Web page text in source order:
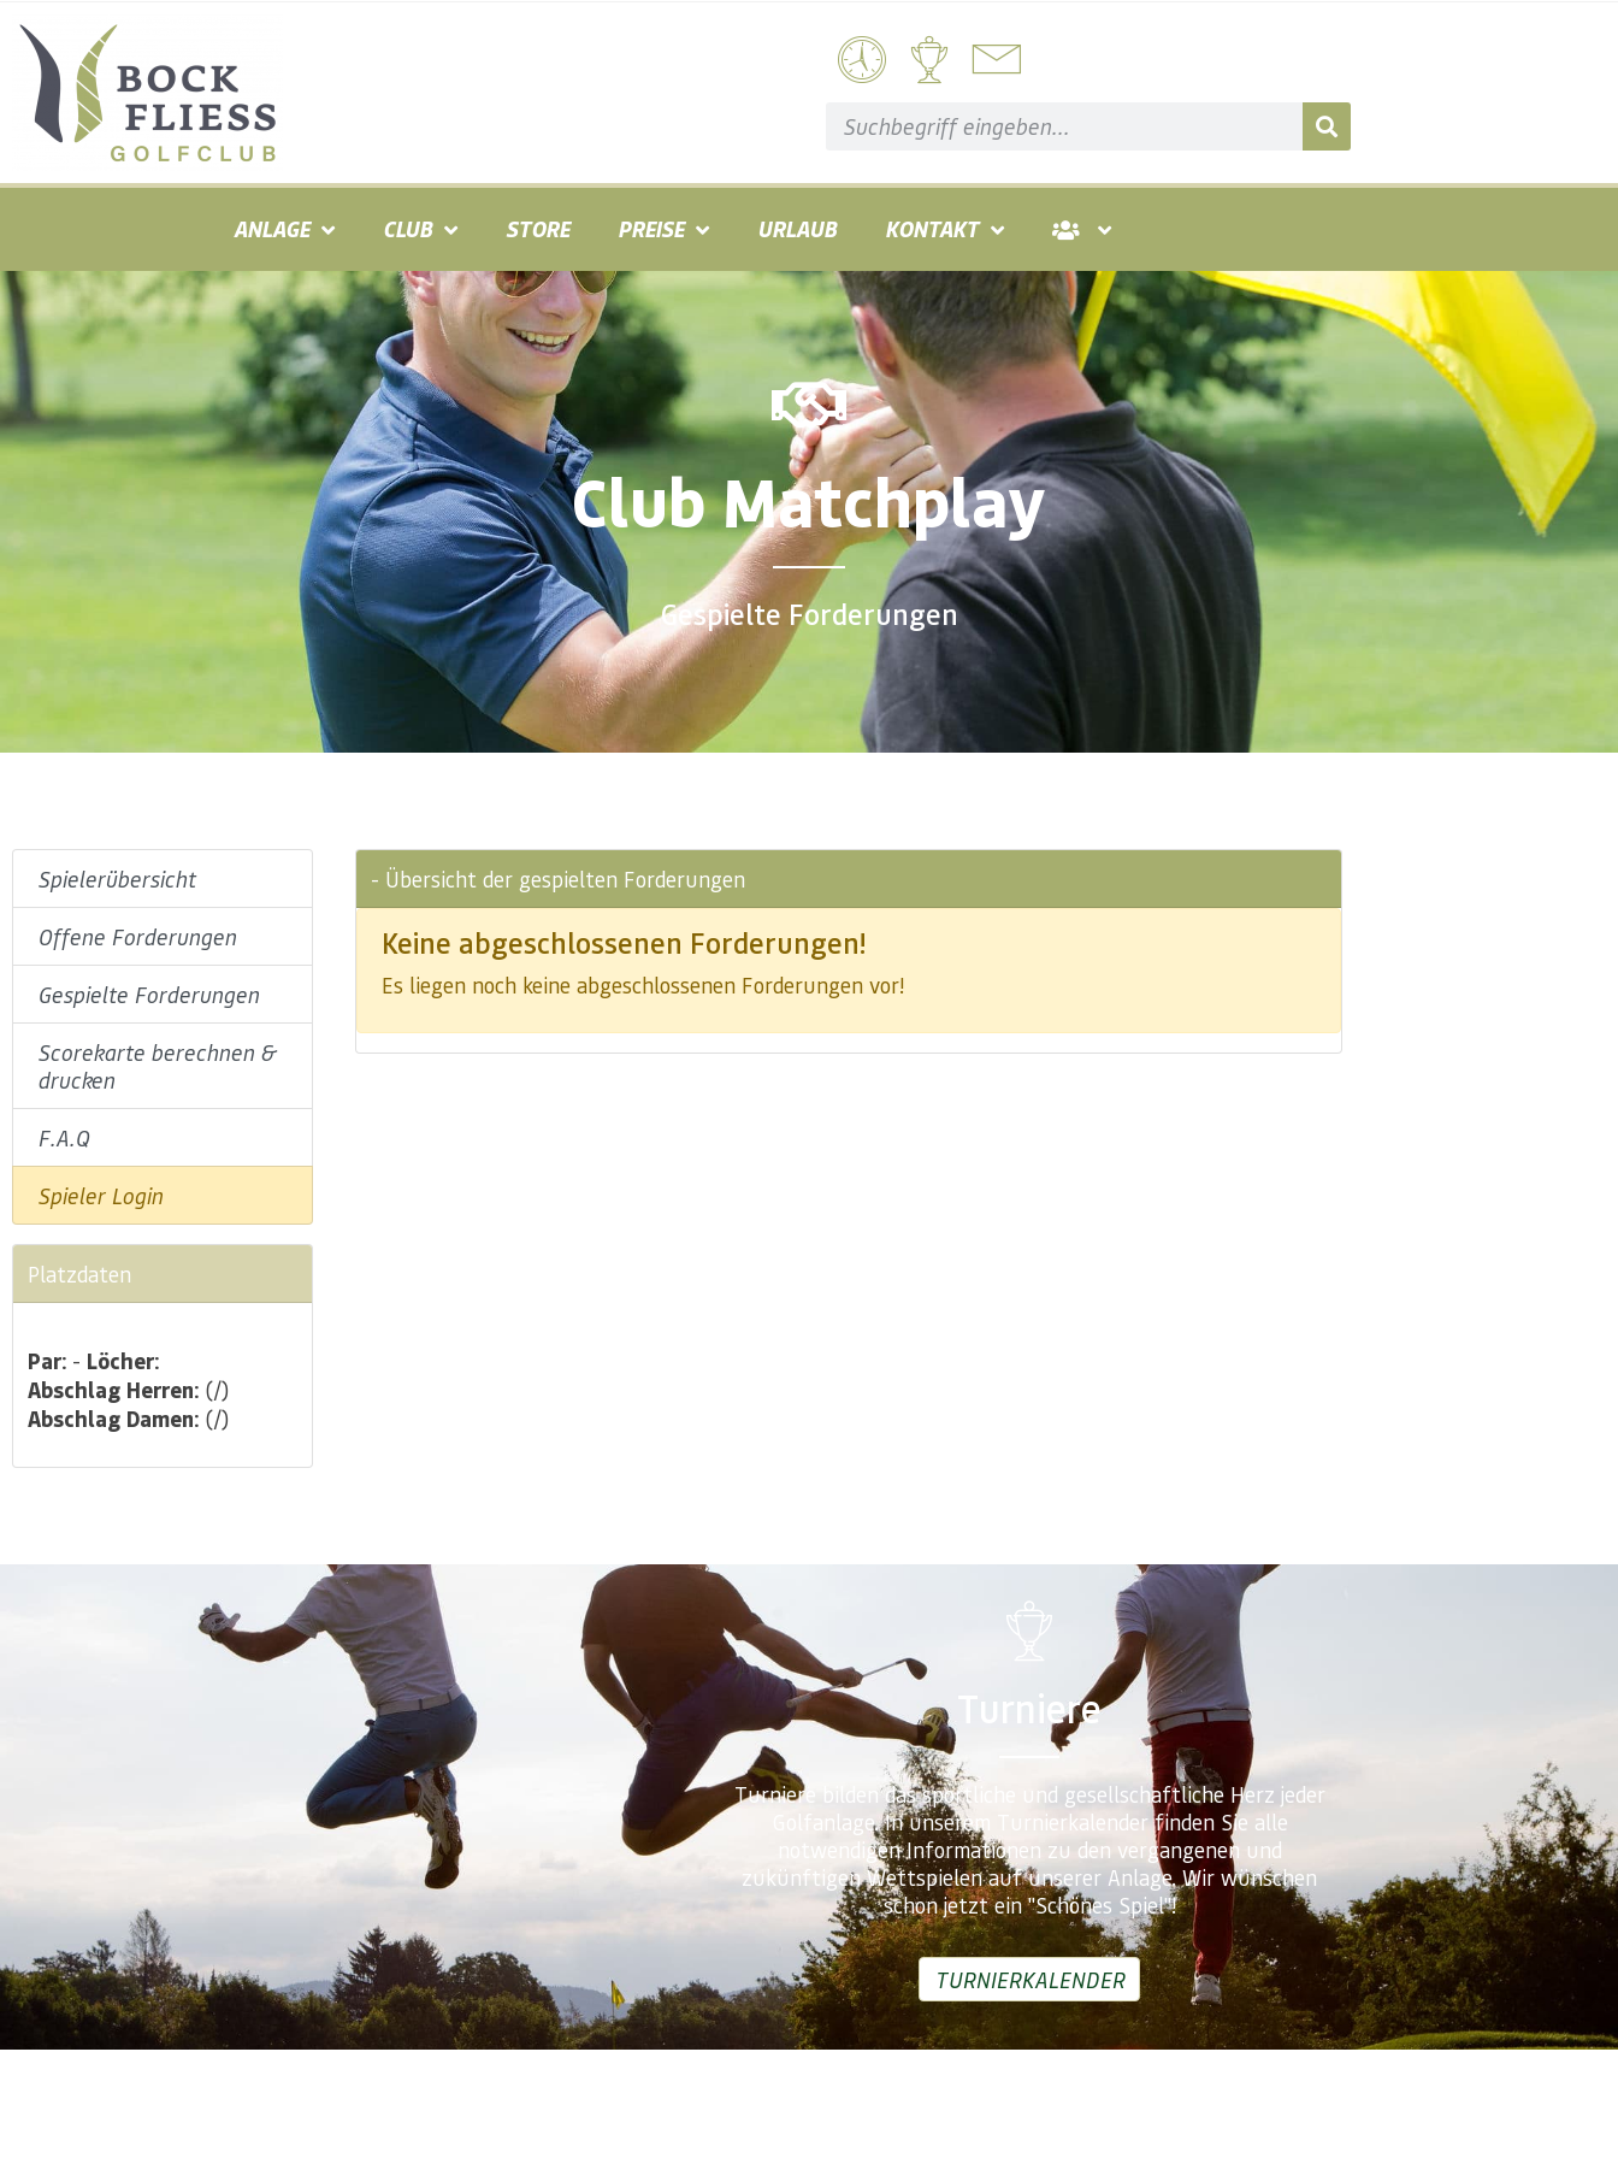
ANLAGE CLUB STORE PREISE URLAUB KONTAKT
Club Matchplay
Gespielte Forderungen
Spielerübersicht
Offene Forderungen
Gespielte Forderungen
Scorekarte berechnen &
drucken
F.A.Q
Spieler Login
Platzdaten
Par: - Löcher:
Abschlag Herren: (/)
Abschlag Damen: (/)
- Übersicht der gespielten Forderungen
Keine abgeschlossenen Forderungen!
Es liegen noch keine abgeschlossenen Forderungen vor!
Turniere
Turniere bilden das sportliche und gesellschaftliche Herz jeder
Golfanlage. In unserem Turnierkalender finden Sie alle
notwendigen Informationen zu den vergangenen und
zukünftigen Wettspielen auf unserer Anlage. Wir wünschen
schon jetzt ein "Schönes Spiel"!
TURNIERKALENDER